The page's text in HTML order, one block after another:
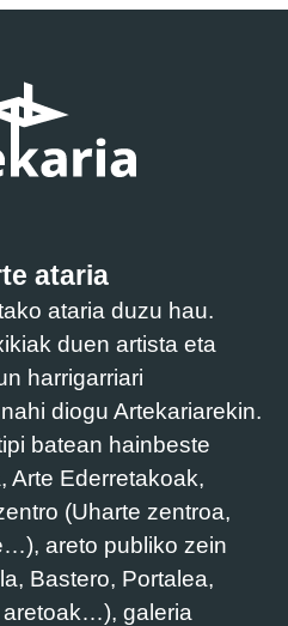
ataria
ataria duzu hau.
duen artista eta
harrigarriari
diogu Artekariarekin.
batean hainbeste
Arte Ederretakoak,
(Uharte zentroa,
areto publiko zein
Bastero, Portalea,
galeria